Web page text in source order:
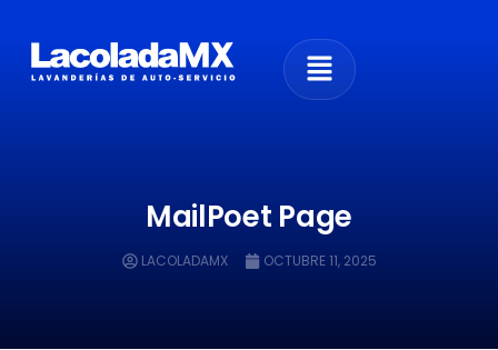
MailPoet Page
LACOLADAMX OCTUBRE 11, 2025